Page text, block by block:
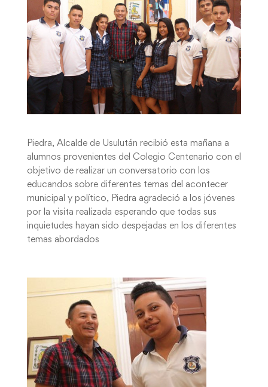
Piedra, Alcalde de Usulután recibió esta mañana a
alumnos provenientes del Colegio Centenario con el
objetivo de realizar un conversatorio con los
educandos sobre diferentes temas del acontecer
municipal y político, Piedra agradeció a los jóvenes
por la visita realizada esperando que todas sus
inquietudes hayan sido despejadas en los diferentes
temas abordados